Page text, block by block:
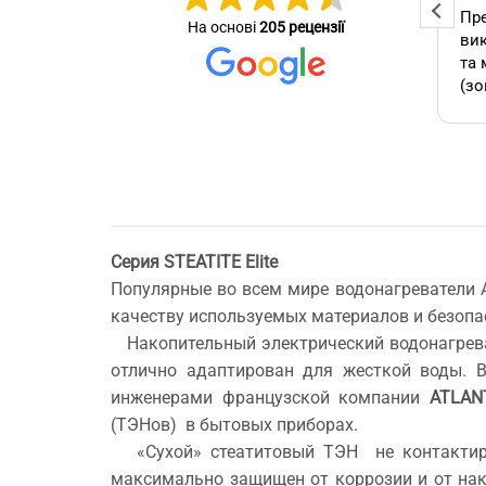
На основі205 рецензії
Професійна та оперативна
команда! Вчасно виконали
замовлення, бережно
ставились до техніки, дали
та
Серия STEATITE Elite
Популярные во всем мире
качеству используемых материалов и
Накопительный электрический
отлично адаптирован для жесткой воды. В
инженерами французской компании
(ТЭНов) в бытовых приборах.
«Сухой» стеатитовый ТЭН не
максимально защищен от коррозии и от